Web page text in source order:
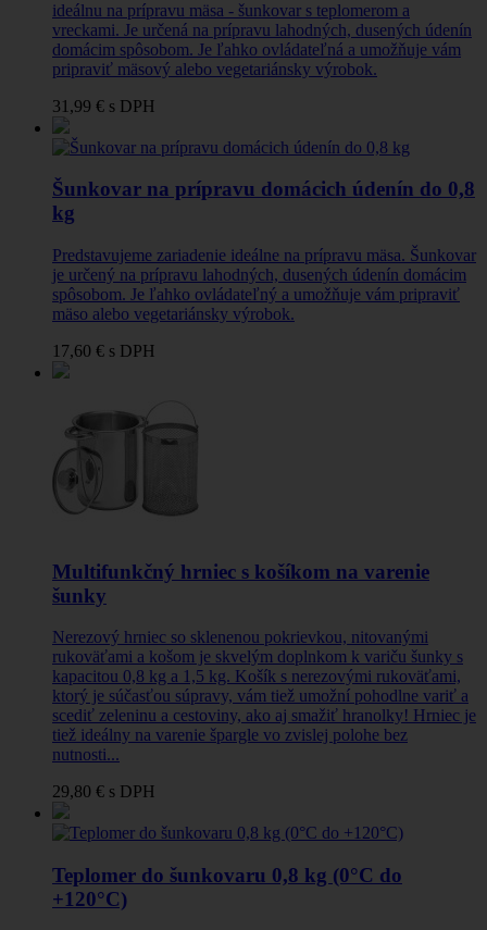
ideálnu na prípravu mäsa - šunkovar s teplomerom a
vreckami. Je určená na prípravu lahodných, dusených údenín
domácim spôsobom. Je ľahko ovládateľná a umožňuje vám
pripraviť mäsový alebo vegetariánsky výrobok.
31,99 € s DPH
Šunkovar na prípravu domácich údenín do 0,8
kg
Predstavujeme zariadenie ideálne na prípravu mäsa. Šunkovar
je určený na prípravu lahodných, dusených údenín domácim
spôsobom. Je ľahko ovládateľný a umožňuje vám pripraviť
mäso alebo vegetariánsky výrobok.
17,60 € s DPH
Multifunkčný hrniec s košíkom na varenie
šunky
Nerezový hrniec so sklenenou pokrievkou, nitovanými
rukoväťami a košom je skvelým doplnkom k variču šunky s
kapacitou 0,8 kg a 1,5 kg. Košík s nerezovými rukoväťami,
ktorý je súčasťou súpravy, vám tiež umožní pohodlne variť a
scediť zeleninu a cestoviny, ako aj smažiť hranolky! Hrniec je
tiež ideálny na varenie špargle vo zvislej polohe bez
nutnosti...
29,80 € s DPH
Teplomer do šunkovaru 0,8 kg (0°C do
+120°C)